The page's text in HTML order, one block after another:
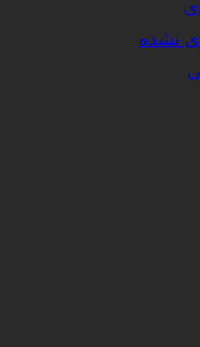
نشده